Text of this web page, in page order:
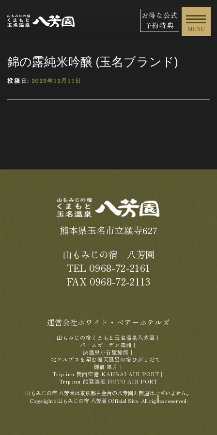
お得な公式
予約特典
MENU
錦の露純米吟醸 (玉名ブランド)
投稿日: 2025年12月11日
熊本県玉名市立願寺627
山もみじの宿 八芳園
TEL 0968-72-2161
FAX 0968-72-2113
運営会社ホワイト・ベアーホテルズ
山もみじの宿くまもと玉名温泉八芳園 ｜
パームガーデン舞洲 ｜
渋温泉小石屋旅館 ｜
北アルプスを望む露天風呂の宿ひがしだて ｜
御宿 皐月 ｜
Trip inn 関西空港 KANSAI AIR PORT ｜
Trip inn 能登空港 NOTO AIR PORT
山もみじの宿 八芳園は東京都白金台の八芳園と関連はございません。
Copyrightc 山もみじの宿 八芳園 Official Site. All rights reserved.